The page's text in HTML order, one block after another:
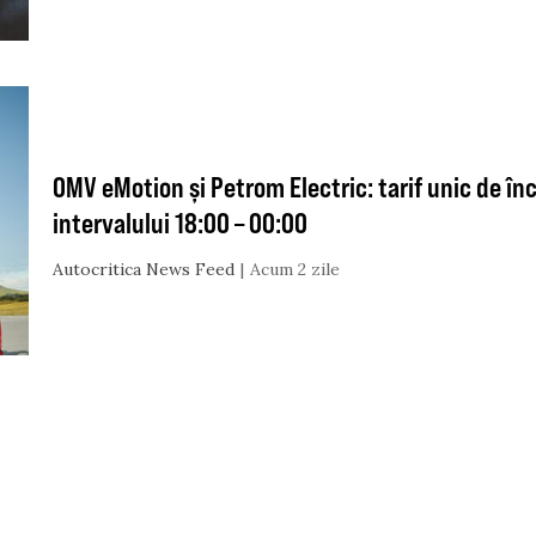
OMV eMotion și Petrom Electric: tarif unic de
intervalului 18:00 – 00:00
Autocritica News Feed Acum 2 zile